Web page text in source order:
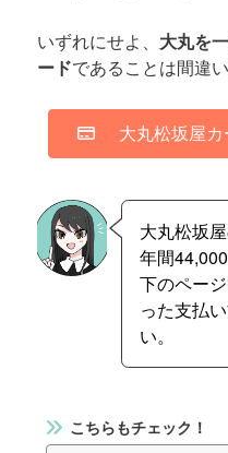
いずれにせよ、 大丸を
ードであることは間違
大丸松坂屋
大丸松坂
年間
下のペー
った支払
い。
こちらもチェック！